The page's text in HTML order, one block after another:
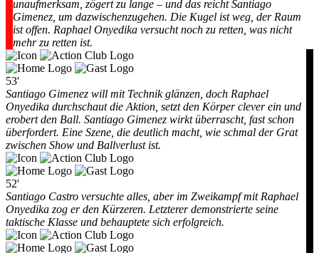
unaufmerksam, zögert zu lange – und das reicht Santiago
Gimenez, um dazwischenzugehen. Die Kugel ist weg, der Raum
ist offen. Raphael Onyedika versucht noch zu retten, was nicht
mehr zu retten ist.
53'
Santiago Gimenez will mit Technik glänzen, doch Raphael
Onyedika durchschaut die Aktion, setzt den Körper clever ein und
erobert den Ball. Santiago Gimenez wirkt überrascht, fast schon
überfordert. Eine Szene, die deutlich macht, wie schmal der Grat
zwischen Show und Ballverlust ist.
52'
Santiago Castro versuchte alles, aber im Zweikampf mit Raphael
Onyedika zog er den Kürzeren. Letzterer demonstrierte seine
taktische Klasse und behauptete sich erfolgreich.